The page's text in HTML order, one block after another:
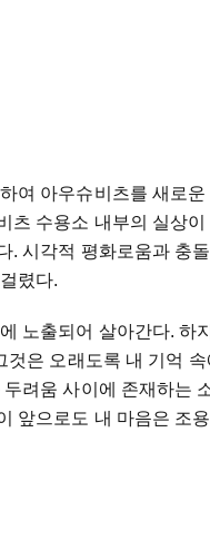
여 아우슈비츠를 새로운
츠 수용소 내부의 실상이
.시각적 평화로움과 충
걸렸다.
노출되어 살아간다.하
것은 오래도록 내 기억 속
두려움 사이에 존재하는
앞으로도 내 마음은 조용